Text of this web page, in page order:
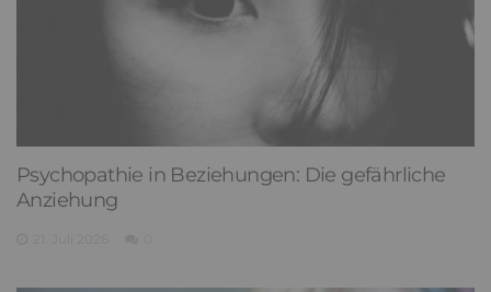
Psychopathie in Beziehungen: Die gefährliche
Anziehung